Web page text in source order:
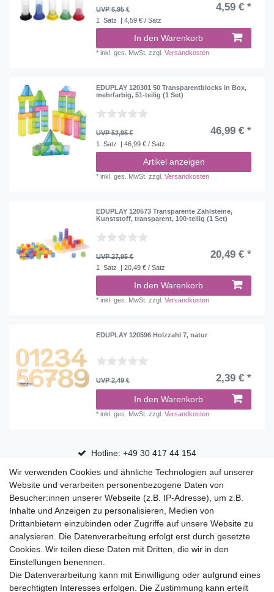
UVP 6,95 € 4,59 € *
1 Satz | 4,59 € / Satz
In den Warenkorb
*inkl. ges. MwSt. zzgl.Versandkosten
EDUPLAY 120301 50 Transparentblocks in Box,
mehrfarbig, 51-teilig (1 Set)
UVP 52,95 € 46,99 € *
1 Satz | 46,99 € / Satz
Artikel anzeigen
*inkl. ges. MwSt. zzgl.Versandkosten
EDUPLAY 120573 Transparente Zählsteine,
Kunststoff, transparent, 100-teilig (1 Set)
UVP 27,95 € 20,49 € *
1 Satz | 20,49 € / Satz
In den Warenkorb
*inkl. ges. MwSt. zzgl.Versandkosten
EDUPLAY 120596 Holzzahl 7, natur
UVP 2,49 € 2,39 € *
In den Warenkorb
*inkl. ges. MwSt. zzgl.Versandkosten
Hotline: +49 30 417 44 154
30 Tage Rückgaberecht
Versandfrei ab 75 € in Deutschland
Top Marken
Eduplay
Folia Bringmann
Shop
Wir verwenden Cookies und ähnliche Technologien auf unserer
Website und verarbeiten personenbezogene Daten von
Besucher:innen unserer Webseite (z.B. IP-Adresse), um z.B.
Inhalte und Anzeigen zu personalisieren, Medien von
Drittanbietern einzubinden oder Zugriffe auf unsere Website zu
analysieren. Die Datenverarbeitung erfolgt erst durch gesetzte
Cookies. Wir teilen diese Daten mit Dritten, die wir in den
Einstellungen benennen.
Die Datenverarbeitung kann mit Einwilligung oder aufgrund eines
berechtigten Interesses erfolgen. Die Zustimmung kann erteilt